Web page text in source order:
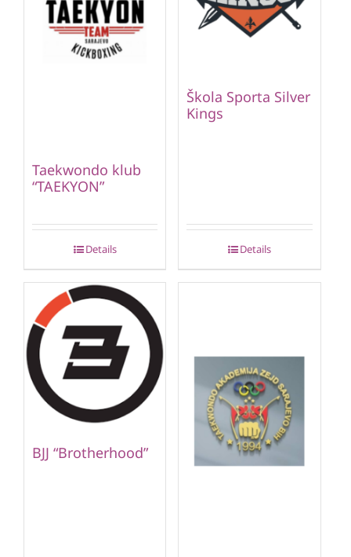
Taekwondo klub
“TAEKYON”
Details
Škola Sporta Silver
Kings
Details
BJJ “Brotherhood”